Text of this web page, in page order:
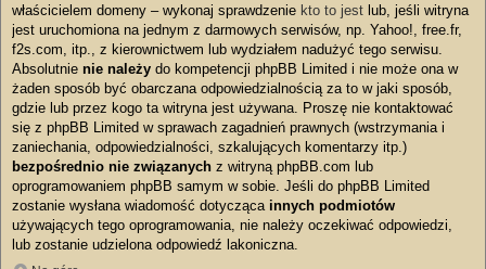
właścicielem domeny – wykonaj sprawdzenie kto to jest lub, jeśli witryna
jest uruchomiona na jednym z darmowych serwisów, np. Yahoo!, free.fr,
f2s.com, itp., z kierownictwem lub wydziałem nadużyć tego serwisu.
Absolutnie nie należy do kompetencji phpBB Limited i nie może ona w
żaden sposób być obarczana odpowiedzialnością za to w jaki sposób,
gdzie lub przez kogo ta witryna jest używana. Proszę nie kontaktować
się z phpBB Limited w sprawach zagadnień prawnych (wstrzymania i
zaniechania, odpowiedzialności, szkalujących komentarzy itp.)
bezpośrednio nie związanych z witryną phpBB.com lub
oprogramowaniem phpBB samym w sobie. Jeśli do phpBB Limited
zostanie wysłana wiadomość dotycząca innych podmiotów
używających tego oprogramowania, nie należy oczekiwać odpowiedzi,
lub zostanie udzielona odpowiedź lakoniczna.